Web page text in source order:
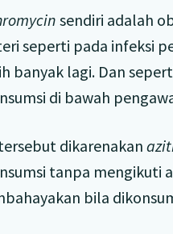
sendiri adalah
seperti pada infeksi
banyak lagi. Dan
di bawah
dikarenakan
tanpa mengikuti
bila